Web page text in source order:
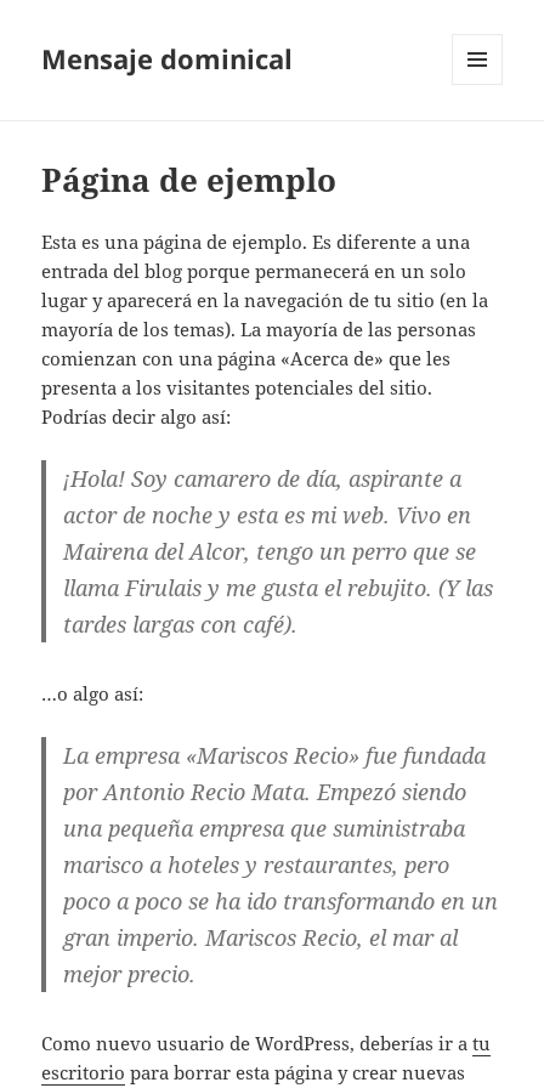
Mensaje dominical
Página de ejemplo
Esta es una página de ejemplo. Es diferente a una
entrada del blog porque permanecerá en un solo
lugar y aparecerá en la navegación de tu sitio (en la
mayoría de los temas). La mayoría de las personas
comienzan con una página «Acerca de» que les
presenta a los visitantes potenciales del sitio.
Podrías decir algo así:
¡Hola! Soy camarero de día, aspirante a
actor de noche y esta es mi web. Vivo en
Mairena del Alcor, tengo un perro que se
llama Firulais y me gusta el rebujito. (Y las
tardes largas con café).
…o algo así:
La empresa «Mariscos Recio» fue fundada
por Antonio Recio Mata. Empezó siendo
una pequeña empresa que suministraba
marisco a hoteles y restaurantes, pero
poco a poco se ha ido transformando en un
gran imperio. Mariscos Recio, el mar al
mejor precio.
Como nuevo usuario de WordPress, deberías ir atu
escritorio para borrar esta página y crear nuevas